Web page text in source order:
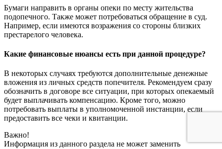
Бумаги направить в органы опеки по месту жительства
подопечного. Также может потребоваться обращение в суд.
Например, если имеются возражения со стороны близких
престарелого человека.
Какие финансовые нюансы есть при данной процедуре?
В некоторых случаях требуются дополнительные денежные
вложения из личных средств попечителя. Рекомендуем сразу
обозначить в договоре все ситуации, при которых опекаемый
будет выплачивать компенсацию. Кроме того, можно
потребовать выплаты в уполномоченной инстанции, если
предоставить все чеки и квитанции.
Важно!
Информация из данного раздела не может заменить